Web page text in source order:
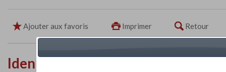
Ajouter aux favoris Imprimer Retour
Identité de l'établissement